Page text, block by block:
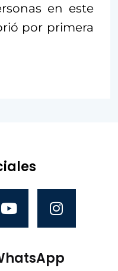
en este
por primera